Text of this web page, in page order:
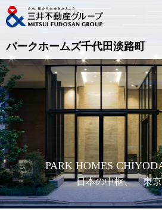
パークホームズ千代田淡路町
PARK HOMES
日本の中枢、「東